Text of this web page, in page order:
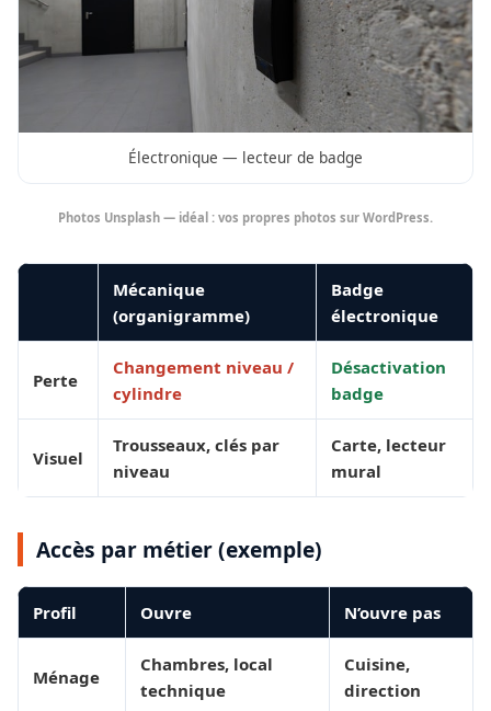
Électronique — lecteur de badge
Photos Unsplash — idéal : vos propres photos sur WordPress.
Mécanique
(organigramme)
Badge
électronique
Perte
Changement niveau /
cylindre
Désactivation
badge
Visuel
Trousseaux, clés par
niveau
Carte, lecteur
mural
Accès par métier (exemple)
Profil Ouvre N’ouvre pas
Ménage
Chambres, local
technique
Cuisine,
direction